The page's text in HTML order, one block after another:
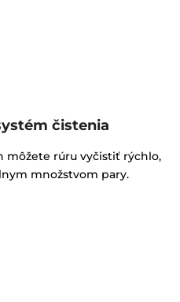
čistenia
môžete rúru vyčistiť rýchlo,
množstvom pary.